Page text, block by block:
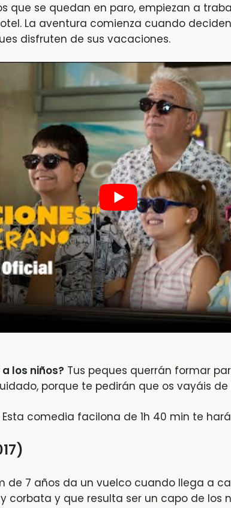
que se quedan en paro, empiezan a
La aventura comienza cuando
disfruten de sus vacaciones.
los niños? Tus peques querrán formar
porque te pedirán que os vayáis de
Esta comedia facilona de 1h 40 min te
de 7 años da un vuelco cuando llega a
corbata y que resulta ser un capo de los